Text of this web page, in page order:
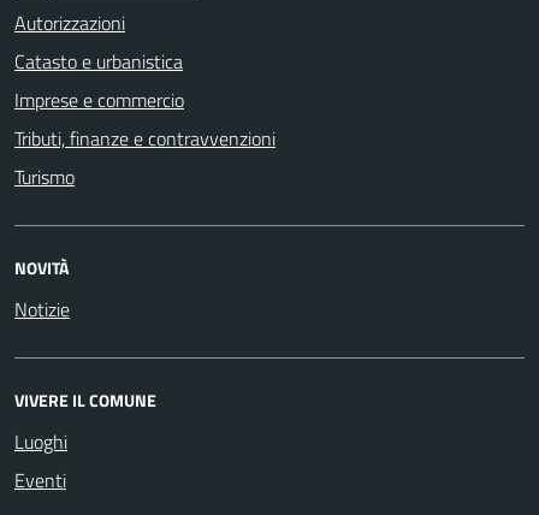
Autorizzazioni
Catasto e urbanistica
Imprese e commercio
Tributi, finanze e contravvenzioni
Turismo
NOVITÀ
Notizie
VIVERE IL COMUNE
Luoghi
Eventi